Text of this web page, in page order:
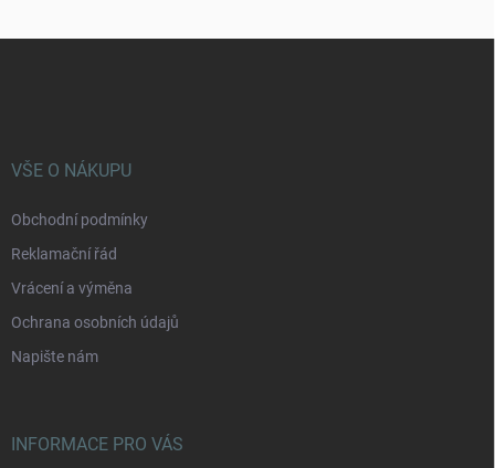
VŠE O NÁKUPU
Obchodní podmínky
Reklamační řád
Vrácení a výměna
Ochrana osobních údajů
Napište nám
INFORMACE PRO VÁS